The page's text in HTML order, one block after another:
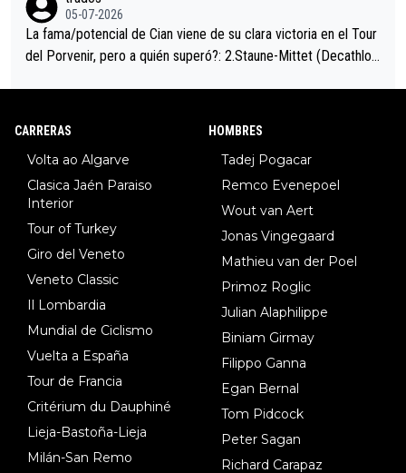
05-07-2026
La fama/potencial de Cian viene de su clara victoria en el Tour
del Porvenir, pero a quién superó?: 2.Staune-Mittet (Decathlon,
CARRERAS
Volta ao Algarve
Clasica Jaén Paraiso
Interior
Tour of Turkey
Giro del Veneto
Veneto Classic
Il Lombardia
Mundial de Ciclismo
Vuelta a España
Tour de Francia
Critérium du Dauphiné
Lieja-Bastoña-Lieja
Milán-San Remo
HOMBRES
Tadej Pogacar
Remco Evenepoel
Wout van Aert
Jonas Vingegaard
Mathieu van der Poel
Primoz Roglic
Julian Alaphilippe
Biniam Girmay
Filippo Ganna
Egan Bernal
Tom Pidcock
Peter Sagan
Richard Carapaz